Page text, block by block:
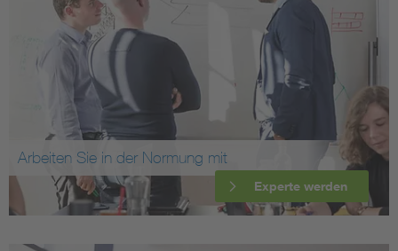
Arbeiten Sie in der Normung mit
Experte werden